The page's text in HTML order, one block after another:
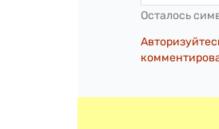
Осталось